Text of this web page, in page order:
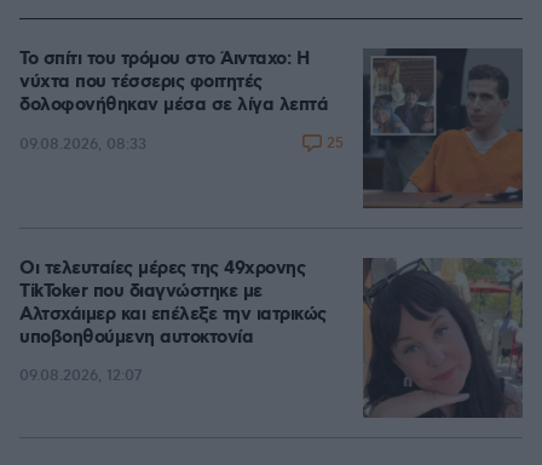
Το σπίτι του τρόμου στο Άινταχο: Η
νύχτα που τέσσερις φοιτητές
δολοφονήθηκαν μέσα σε λίγα λεπτά
09.08.2026, 08:33 25
Οι τελευταίες μέρες της 49χρονης
TikToker που διαγνώστηκε με
Αλτσχάιμερ και επέλεξε την ιατρικώς
υποβοηθούμενη αυτοκτονία
09.08.2026, 12:07